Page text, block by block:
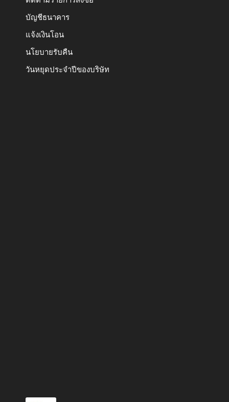
บัญชีธนาคาร
แจ้งเงินโอน
นโยบายรับคืน
วันหยุดประจำปีของบริษัท